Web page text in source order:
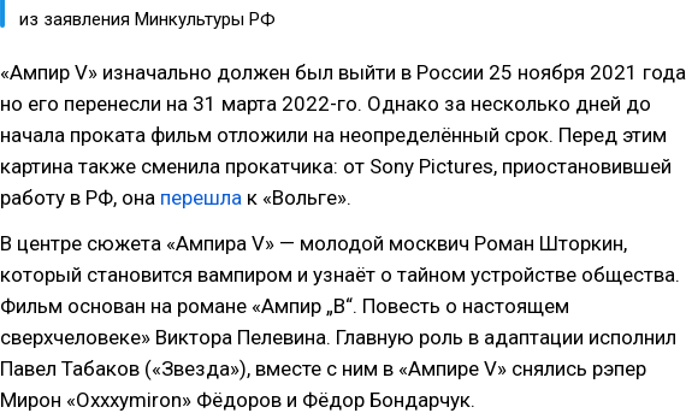
из заявления Минкультуры РФ
«Ампир V» изначально должен был выйти в России 25 ноября 2021
но его перенесли на 31 марта 2022-го. Однако за несколько дней до
начала проката фильм отложили на неопределённый срок. Перед этим
картина также сменила прокатчика: от Sony Pictures, приостановившей
работу в РФ, она перешла к «Вольге».
В центре сюжета «Ампира V» — молодой москвич Роман Шторкин,
который становится вампиром и узнаёт о тайном устройстве общества.
Фильм основан на романе «Ампир „В“. Повесть о настоящем
сверхчеловеке» Виктора Пелевина. Главную роль в адаптации исполнил
Павел Табаков («Звезда»), вместе с ним в «Ампире V» снялись рэпер
Мирон «Oxxxymiron» Фёдоров и Фёдор Бондарчук.